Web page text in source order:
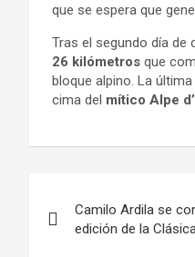
que se espera que
Tras el segundo día de
26 kilómetros que
bloque alpino. La
cima del mítico Alpe
de
Camilo Ardila se
edición de la